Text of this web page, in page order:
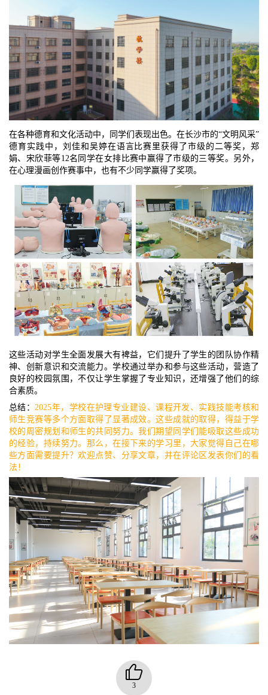
在各种德育和文化活动中，同学们表现出色。在长沙市的“文明风采”
德育实践中，刘佳和吴婷在语言比赛里获得了市级的二等奖，郑
娟、宋欣菲等12名同学在女排比赛中赢得了市级的三等奖。另外，
在心理漫画创作赛事中，也有不少同学赢得了奖项。
这些活动对学生全面发展大有裨益，它们提升了学生的团队协作精
神、创新意识和交流能力。学校通过举办和参与这些活动，营造了
良好的校园氛围，不仅让学生掌握了专业知识，还增强了他们的综
合素质。
总结： 2025年，学校在护理专业建设、课程开发、实践技能考核和
师生竞赛等多个方面取得了显著成效。这些成就的取得，得益于学
校的周密规划和师生的共同努力。我们期望同学们能吸取这些成功
的经验，持续努力。那么，在接下来的学习里，大家觉得自己在哪
些方面需要提升？欢迎点赞、分享文章，并在评论区发表你们的看
法！
3